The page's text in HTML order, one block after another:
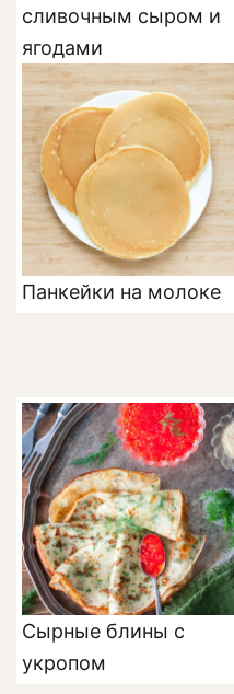
сливочным сыром и
ягодами
Панкейки на молоке
Сырные блины с
укропом